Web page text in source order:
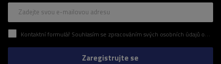
Zadejte svou e-mailovou adresu
Kontaktní formulář Souhlasím se zpracováním svých osobních údajů obsažených v kontaktním formuláři v souladu s nařízením Evropského parlamentu a Rady (EU)
Zaregistrujte se